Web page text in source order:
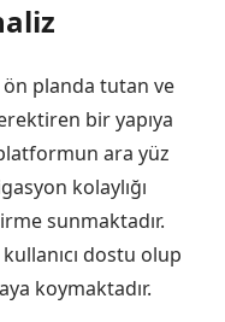
ön planda tutan ve
bir yapıya
ara yüz
kolaylığı
sunmaktadır.
dostu olup
koymaktadır.